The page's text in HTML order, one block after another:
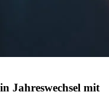
Jahreswechsel mit